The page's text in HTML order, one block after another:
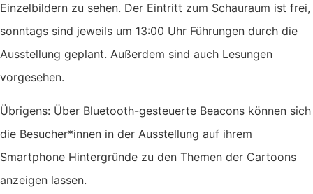
Einzelbildern zu sehen. Der Eintritt zum Schauraum ist frei,
sonntags sind jeweils um 13:00 Uhr Führungen durch die
Ausstellung geplant. Außerdem sind auch Lesungen
vorgesehen.
Übrigens: Über Bluetooth-gesteuerte Beacons können sich
die Besucher*innen in der Ausstellung auf ihrem
Smartphone Hintergründe zu den Themen der Cartoons
anzeigen lassen.